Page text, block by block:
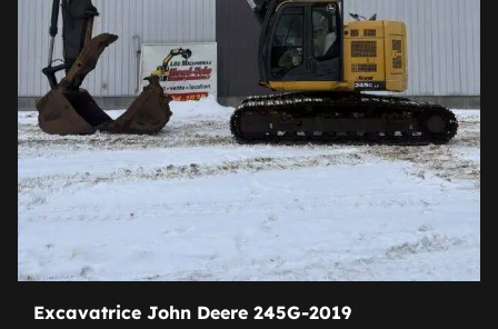
Excavatrice John Deere 245G-2019